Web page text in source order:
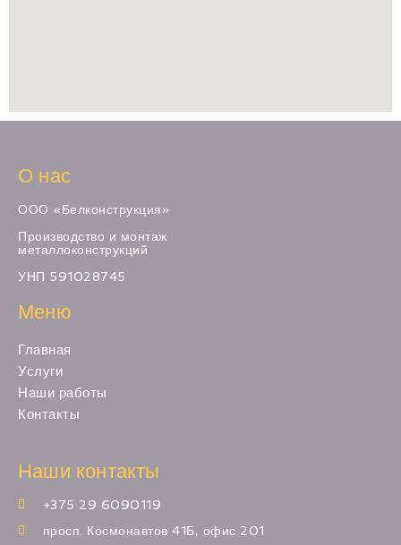
О нас
ООО «Белконструкция»
Производство и монтаж
металлоконструкций
УНП 591028745
Меню
Главная
Услуги
Наши работы
Контакты
Наши контакты
+375 29 6090119
просп. Космонавтов 41Б, офис 201